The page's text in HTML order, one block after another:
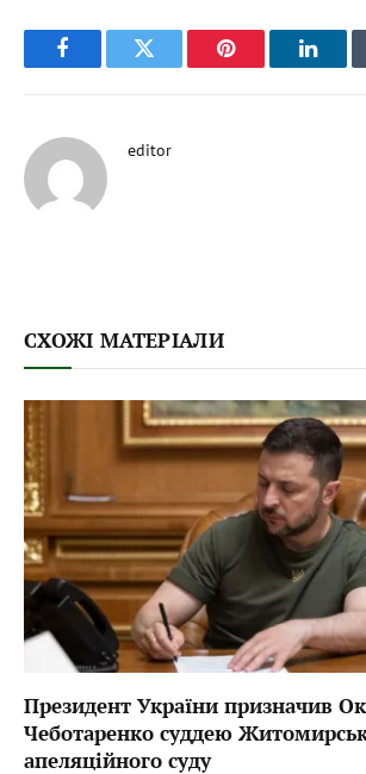
FacebookTwitter Pinterest
editor
СХОЖІ МАТЕРІАЛИ
Президент України призначив
Чеботаренко суддею
апеляційного суду